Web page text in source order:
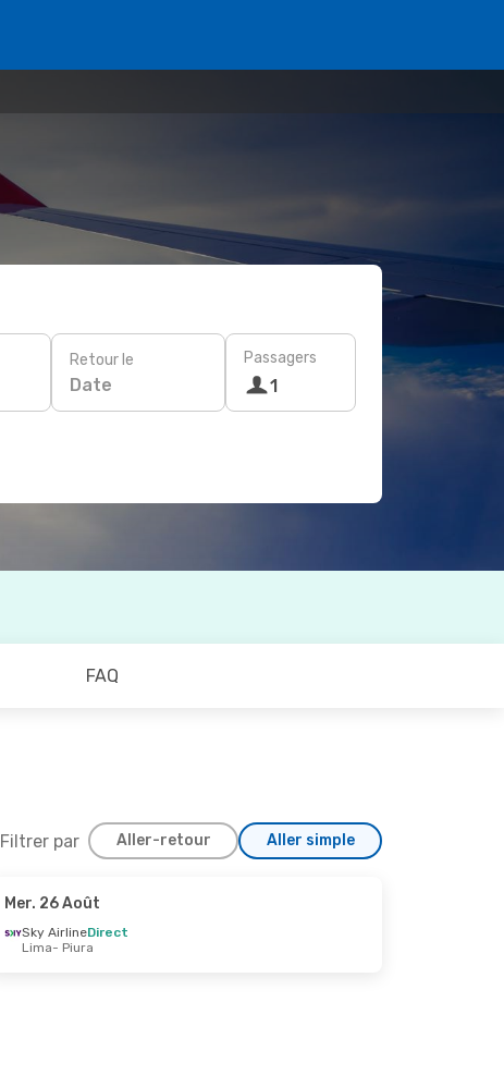
Retour le
Date
Passagers
1
FAQ
Filtrer par Aller-retour Aller simple
Mer. 26 Août
Sky AirlineDirect
Lima- Piura